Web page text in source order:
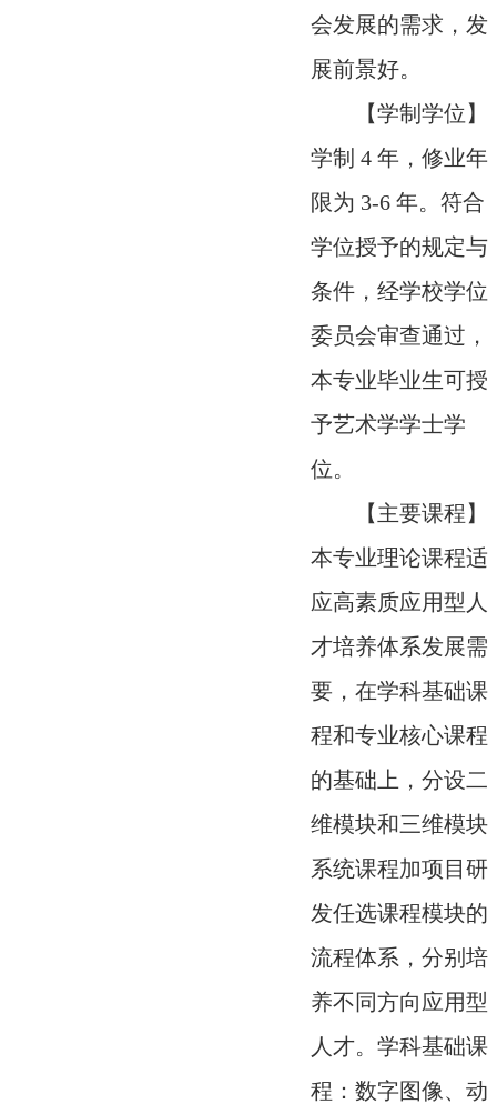
会发展的需求，发
展前景好。
【学制学位】
学制 4 年，修业年
限为 3-6 年。符合
学位授予的规定与
条件，经学校学位
委员会审查通过，
本专业毕业生可授
予艺术学学士学
位。
【主要课程】
本专业理论课程适
应高素质应用型人
才培养体系发展需
要，在学科基础课
程和专业核心课程
的基础上，分设二
维模块和三维模块
系统课程加项目研
发任选课程模块的
流程体系，分别培
养不同方向应用型
人才。学科基础课
程：数字图像、动